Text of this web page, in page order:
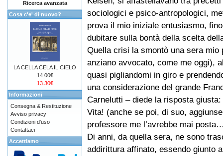
sociologici e psico-antropologici,
prova il mio iniziale entusiasmo,
dubitare sulla bontà della scelta
Quella crisi la smontò una sera mio
anziano avvocato, come me oggi),
quasi pigliandomi in giro e
una considerazione del grande
Carnelutti – diede la risposta
Vita! (anche se poi, di suo,
professore me l’avrebbe mai
Di anni, da quella sera, ne sono
addirittura affinato, essendo giunto
Ricerca avanzata
Cosa c'e' di nuovo?
LA CELLA CELA IL CIELO
14.00€
13.30€
Informazioni
Consegna & Restituzione
Avviso privacy
Condizioni d'uso
Contattaci
Accettiamo